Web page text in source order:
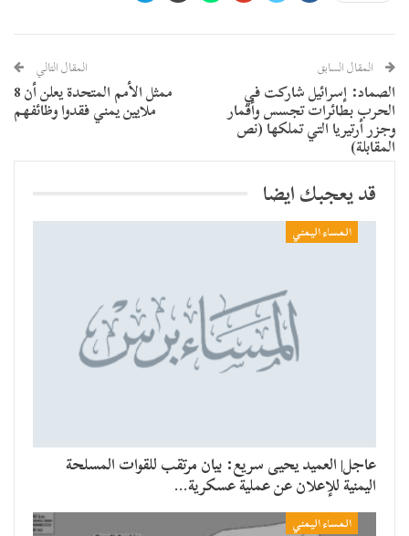
المقال السابق
الصماد: إسرائيل شاركت في
الحرب بطائرات تجسس وأقمار
وجزر أرتيريا التي تملكها (نص
المقابلة)
المقال التالي
ممثل الأمم المتحدة يعلن أن 8
ملايين يمني فقدوا وظائفهم
قد يعجبك ايضا
المساء اليمني
عاجل| العميد يحيى سريع: بيان مرتقب للقوات المسلحة
اليمنية للإعلان عن عملية عسكرية…
المساء اليمني